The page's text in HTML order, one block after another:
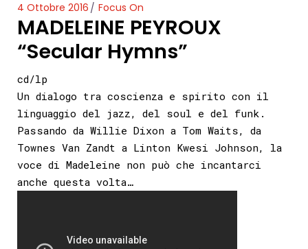
4 Ottobre 2016 Focus On
MADELEINE PEYROUX
“Secular Hymns”
cd/lp
Un dialogo tra coscienza e spirito con il
linguaggio del jazz, del soul e del funk.
Passando da Willie Dixon a Tom Waits, da
Townes Van Zandt a Linton Kwesi Johnson, la
voce di Madeleine non può che incantarci
anche questa volta…